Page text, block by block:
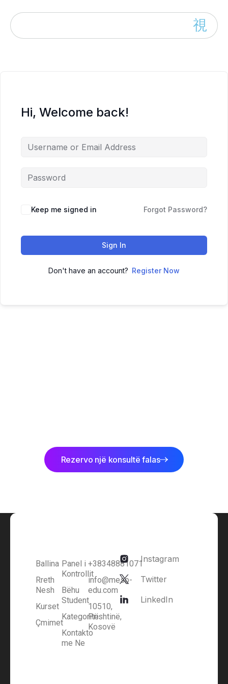
Hi, Welcome back!
Keep me signed in Forgot Password?
Sign In
Don't have an account? Register Now
Rezervo një konsultë falas
Ballina
Rreth
Nesh
Kurset
Çmimet
Panel i
Kontrollit
Bëhu
Student
Kategoritë
Kontakto
me Ne
+38348881071
info@meso-
edu.com
10510,
Prishtinë,
Kosovë
Instagram
Twitter
LinkedIn